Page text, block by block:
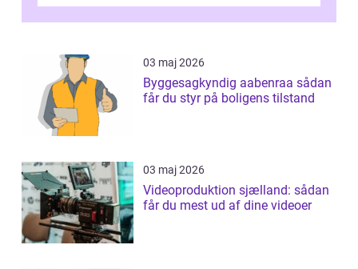
d...
03 maj 2026
Byggesagkyndig aabenraa sådan
får du styr på boligens tilstand
03 maj 2026
Videoproduktion sjælland: sådan
får du mest ud af dine videoer